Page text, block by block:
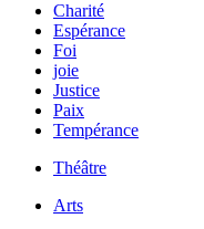
Charité
Espérance
Foi
joie
Justice
Paix
Tempérance
Théâtre
Arts